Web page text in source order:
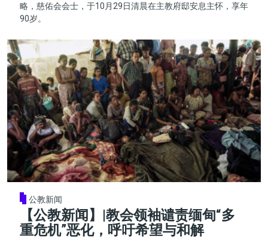
略，慈佑会会士，于10月29日清晨在主教府邸安息主怀，享年
90岁。
公教新闻
【公教新闻】|教会领袖谴责缅甸“多
重危机”恶化，呼吁希望与和解